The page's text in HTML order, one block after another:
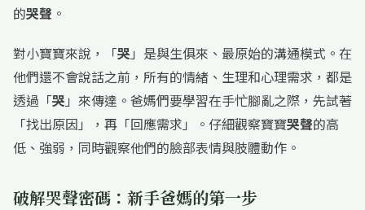
的哭聲 。
對小寶寶來說，「哭 」是與生俱來、最原始的溝通模式。在
他們還不會說話之前，所有的情緒、生理和心理需求，都是
透過「哭 」來傳達。爸媽們要學習在手忙腳亂之際，先試著
「找出原因」，再「回應需求」。仔細觀察寶寶哭聲的高
低、強弱，同時觀察他們的臉部表情與肢體動作。
破解哭聲密碼：新手爸媽的第一步